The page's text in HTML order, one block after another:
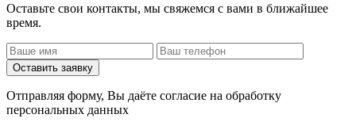
Оставьте свои контакты, мы свяжемся с вами в ближайшее
время.
Оставить заявку
Отправляя форму, Вы даёте согласие на обработку
персональных данных